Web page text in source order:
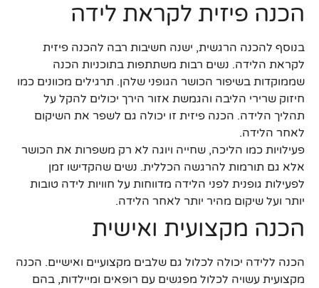
הכנה פיזית לקראת לידה
בנוסף להכנה הרגשית, ישנה חשיבות רבה להכנה פיזית
לקראת הלידה. נשים רבות משתתפות בתוכניות הכנה
שממוקדות בשיפור הכושר הגופני שלהן. תרגילים מכוונים כמו
חיזוק שרירי הליבה והגמשת אזור הירך יכולים להקל על
תהליך הלידה. הכנה פיזית זו יכולה גם לשפר את השיקום
לאחר הלידה.
פעילויות כמו הליכה, שחייה ויוגה לא רק משפרות את הכושר
אלא גם תורמות להרגשה הכללית. נשים שהקדישו זמן
לפעילות גופנית לפני הלידה מדווחות על חוויות לידה טובות
יותר ועל שיקום מהיר יותר לאחר הלידה.
הכנה מקצועית ואישית
הכנה ללידה יכולה לכלול גם שלבים מקצועיים ואישיים. הכנה
מקצועית עשויה לכלול מפגשים עם רופאים ומיילדות, בהם